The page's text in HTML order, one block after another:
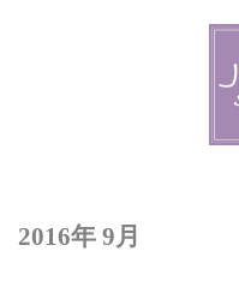
2016年 9月
Lesson & Event